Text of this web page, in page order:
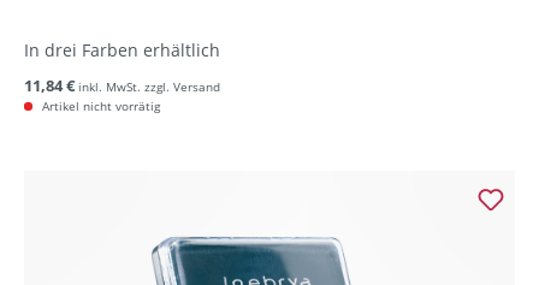
In drei Farben erhältlich
11,84 € inkl. MwSt. zzgl. Versand
Artikel nicht vorrätig